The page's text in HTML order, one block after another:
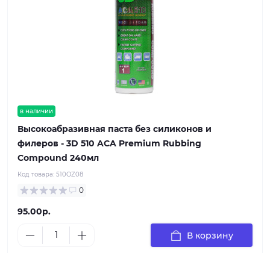
в наличии
Высокоабразивная паста без силиконов и
филеров - 3D 510 ACA Premium Rubbing
Compound 240мл
Код товара: 510OZ08
0
95.00р.
В корзину